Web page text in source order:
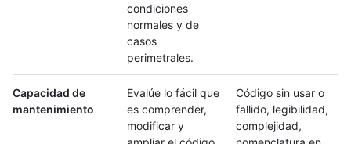
condiciones
normales y de
casos
perimetrales.
Capacidad de
mantenimiento
Evalúe lo fácil que
es comprender,
modificar y
Código sin usar o
fallido, legibilidad,
complejidad,